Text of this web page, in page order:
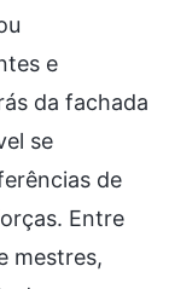
e
da fachada
se
de
Entre
mestres,